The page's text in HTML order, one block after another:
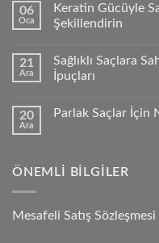
06
Oca
Keratin Gücüyle
Şekillendirin
21
Ara
Sağlıklı Saçlara
İpuçları
20
Ara
Parlak Saçlar İçin
ÖNEMLI BILGILER
Mesafeli Satış Sözleşmesi